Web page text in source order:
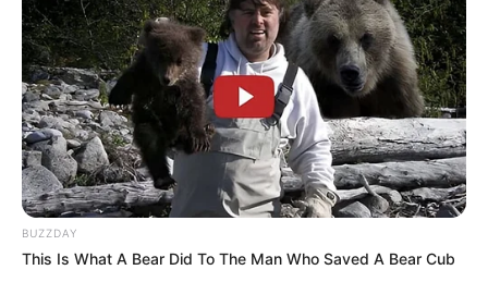
εξασφαλίζει τη ροή της απαραίτητης
ρευστότητας προς τα νοικοκυριά και τους
ασφαλισμένους που περιμένουν την
εκκαθάριση των αιτημάτων τους.
Τελευταία νέα
Μάστιγα οι απάτες – Πώς οι επιτήδειοι
BUZZDAY
This Is What A Bear Did To The Man Who Saved A Bear Cub